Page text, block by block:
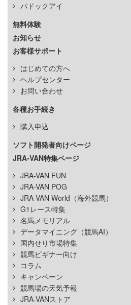
パドックアイ
無料体験
お知らせ
お客様サポート
はじめての方へ
ヘルプセンター
お問い合わせ
各種お手続き
購入申込
ソフト開発者向けページ
JRA-VAN特集ページ
JRA-VAN FUN
JRA-VAN POG
JRA-VAN World（海外競馬）
G1レース特集
名馬メモリアル
データマイニング（競馬AI）
国内せり市場特集
競馬ビギナー向け
コラム
キャンペーン
競馬場の天気予報
JRA-VANストア